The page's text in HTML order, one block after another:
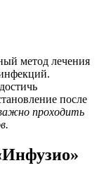
метод лечения
после
проходить